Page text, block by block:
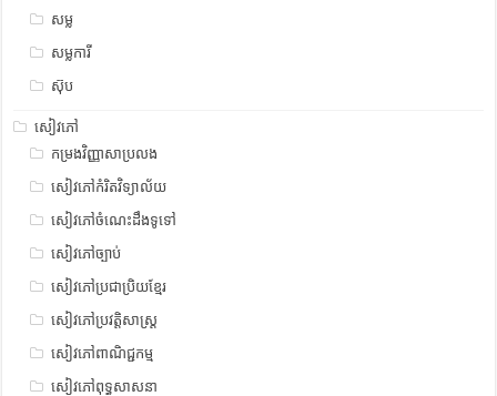
សម្ល
សម្លការី
ស៊ុប
សៀវភៅ
កម្រងវិញ្ញាសាប្រលង
សៀវភៅកំរិតវិទ្យាល័យ
សៀវភៅចំណេះដឹងទូទៅ
សៀវភៅច្បាប់
សៀវភៅប្រជាប្រិយខ្មែរ
សៀវភៅប្រវត្តិសាស្រ្ត
សៀវភៅពាណិជ្ជកម្ម
សៀវភៅពុទ្ធសាសនា